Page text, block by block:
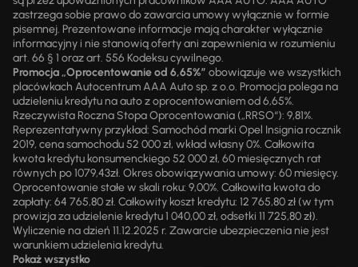
zastrzega sobie prawo do zawarcia umowy wyłącznie w formie
pisemnej. Prezentowane informacje mają charakter wyłącznie
informacyjny i nie stanowią oferty ani zapewnienia w rozumieniu
art. 66 § 1 oraz art. 556 Kodeksu cywilnego.
Promocja „Oprocentowanie od 6,65%” obowiązuje we wszystkich
placówkach Autocentrum AAA Auto sp. z o.o. Promocja polega na
udzieleniu kredytu na auto z oprocentowaniem od 6,65%.
Rzeczywista Roczna Stopa Oprocentowania („RRSO“): 9,81%.
Reprezentatywny przykład: Samochód marki Opel Insignia rocznik
2019, cena samochodu 52 000 zł, wkład własny 0%. Całkowita
kwota kredytu konsumenckiego 52 000 zł, 60 miesięcznych rat
równych po 1079,43zł. Okres obowiązywania umowy: 60 miesięcy.
Oprocentowanie stałe w skali roku: 9,00%. Całkowita kwota do
zapłaty: 64 765,80 zł. Całkowity koszt kredytu: 12 765,80 zł (w tym
prowizja za udzielenie kredytu 1 040,00 zł, odsetki 11 725,80 zł).
Wyliczenie na dzień 11.12.2025 r. Zawarcie ubezpieczenia nie jest
warunkiem udzielenia kredytu.
Pokaż wszystko